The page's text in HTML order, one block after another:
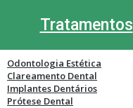
Tratamentos
Odontologia Estética
Clareamento Dental
Implantes Dentários
Prótese Dental